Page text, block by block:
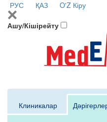
РУС ҚАЗ O'Z Кіру
Ашу/Кішірейту
Клиникалар